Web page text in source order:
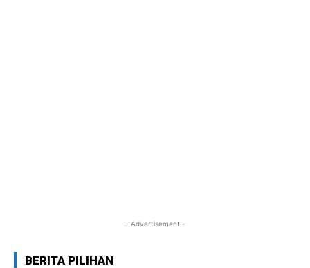
- Advertisement -
BERITA PILIHAN